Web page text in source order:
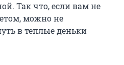
Так что, если вам не
можно не
в теплые деньки